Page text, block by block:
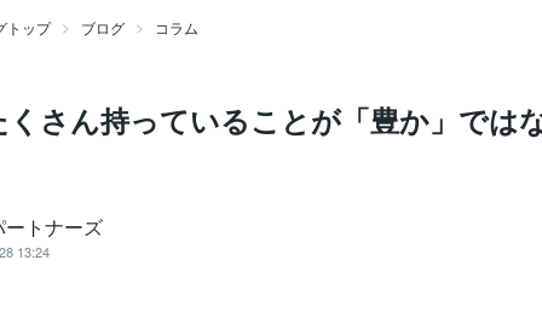
トップ ブログ コラム
さん持っていることが「豊か」では
ートナーズ
13:24